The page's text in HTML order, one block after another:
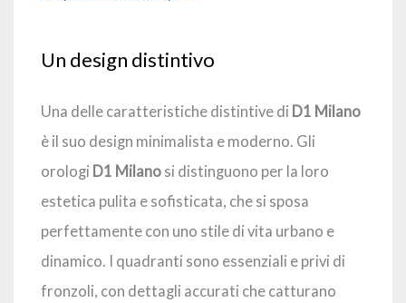
Un design distintivo
Una delle caratteristiche distintive di D1 Milano
è il suo design minimalista e moderno. Gli
orologi D1 Milano si distinguono per la loro
estetica pulita e sofisticata, che si sposa
perfettamente con uno stile di vita urbano e
dinamico. I quadranti sono essenziali e privi di
fronzoli, con dettagli accurati che catturano